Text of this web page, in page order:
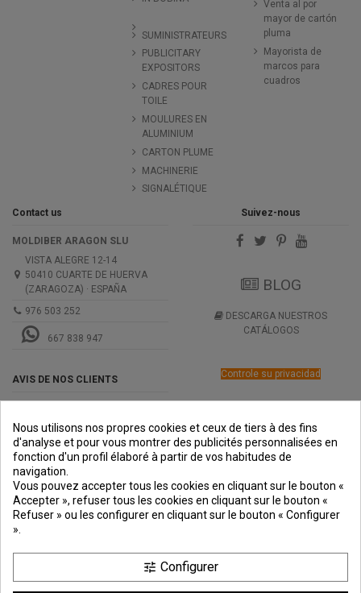
SUMINISTRATEURS
PUBLICITARY
EXPOSITORS
CADRES POUR
TOILE
MOULURES EN
ALUMINIUM
CARTON PLUME
MACHINERIE
SIGNALÉTIQUE
Venta al por
mayor de cartón
pluma
Mayorista de
marcos para
cuadros
Contact us
MOLDIBER ARAGON SLU
VISTA ALEGRE 12-14
50410 CUARTE DE HUERVA
(ZARAGOZA) · ESPAÑA
976 503 252
667 838 947
AVIS DE NOS CLIENTS
Suivez-nous
BLOG
DESCARGA NUESTROS
CATÁLOGOS
Controle su privacidad
PREMIOS
DE PAGO
SEGURO
Nous utilisons nos propres cookies et ceux de tiers à des fins
d'analyse et pour vous montrer des publicités personnalisées en
fonction d'un profil élaboré à partir de vos habitudes de
navigation.
Vous pouvez accepter tous les cookies en cliquant sur le bouton «
Accepter », refuser tous les cookies en cliquant sur le bouton «
Refuser » ou les configurer en cliquant sur le bouton « Configurer
».
tune Configurer